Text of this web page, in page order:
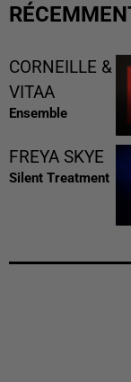
CORNEILLE &
VITAA
Ensemble
FREYA SKYE
Silent Treatment